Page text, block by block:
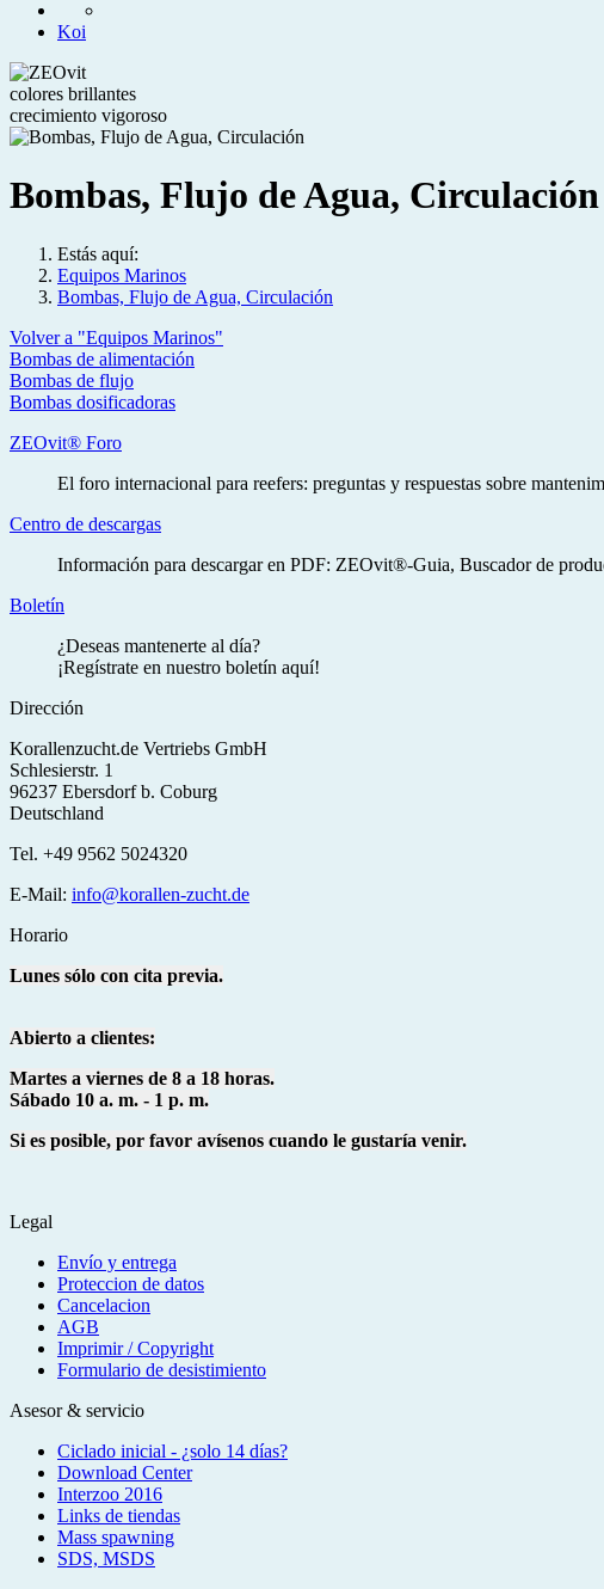
Koi
colores brillantes
crecimiento vigoroso
Bombas, Flujo de Agua, Circulación
Estás aquí:
Equipos Marinos
Bombas, Flujo de Agua, Circulación
Volver a "Equipos Marinos"
Bombas de alimentación
Bombas de flujo
Bombas dosificadoras
ZEOvit® Foro
El foro internacional para reefers: preguntas y respuestas sobre
Centro de descargas
Información para descargar en PDF: ZEOvit®-Guia, Buscador de
Boletín
¿Deseas mantenerte al día?
¡Regístrate en nuestro boletín aquí!
Dirección
Korallenzucht.de Vertriebs GmbH
Schlesierstr. 1
96237 Ebersdorf b. Coburg
Deutschland
Tel. +49 9562 5024320
E-Mail: info@korallen-zucht.de
Horario
Lunes sólo con cita previa.
Abierto a clientes:
Martes a viernes de 8 a 18 horas.
Sábado 10 a. m. - 1 p. m.
Si es posible, por favor avísenos cuando le gustaría venir.
Legal
Envío y entrega
Proteccion de datos
Cancelacion
AGB
Imprimir / Copyright
Formulario de desistimiento
Asesor & servicio
Ciclado inicial - ¿solo 14 días?
Download Center
Interzoo 2016
Links de tiendas
Mass spawning
SDS, MSDS